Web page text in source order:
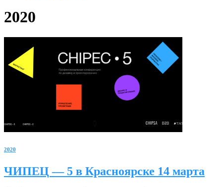
2020
2020
ЧИПЕЦ — 5 в Красноярске 14 марта